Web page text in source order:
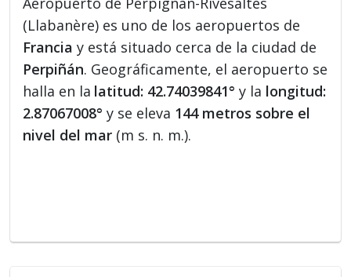
(Llabanère) es uno de los aeropuertos de
Francia y está situado cerca de la ciudad de
Perpiñán. Geográficamente, el aeropuerto se
halla en la latitud: 42.74039841° y la longitud:
2.87067008° y se eleva 144 metros sobre el
nivel del mar (m s. n. m.).